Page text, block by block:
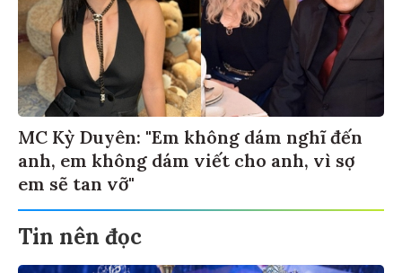
MC Kỳ Duyên: "Em không dám nghĩ đến
anh, em không dám viết cho anh, vì sợ
em sẽ tan vỡ"
Tin nên đọc